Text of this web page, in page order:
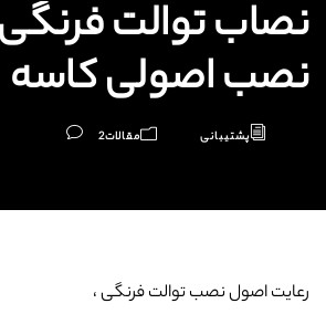
نصاب توالت
نصب اصولی کاسه
پشتیبانی مقالات2
رعایت اصول نصب توالت فرنگی ،